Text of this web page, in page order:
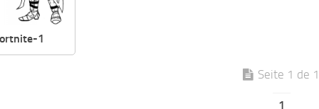
1
Seite 1 de 1
1